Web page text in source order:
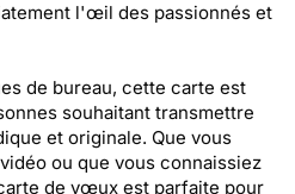
l'œil des passionnés et
de bureau, cette carte est
souhaitant transmettre
et originale. Que vous
ou que vous connaissiez
de vœux est parfaite pour